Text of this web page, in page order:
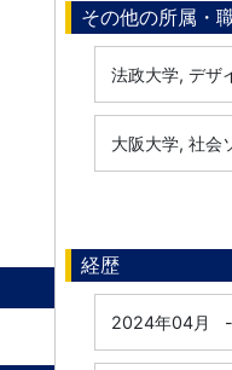
その他の所属・
法政大学, デザ
大阪大学, 社会
経歴
2024年04月 -